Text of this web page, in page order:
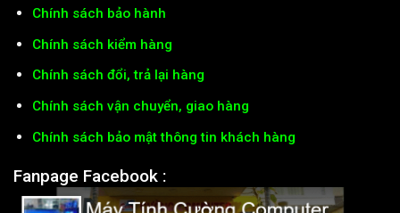
Chính sách bảo hành
Chính sách kiểm hàng
Chính sách đổi, trả lại hàng
Chính sách vận chuyển, giao hàng
Chính sách bảo mật thông tin khách hàng
Fanpage Facebook :